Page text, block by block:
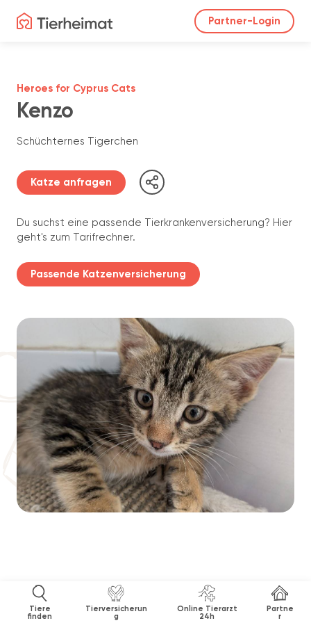
Partner-Login
Tiere
finden
Tierversicherun
g
Online Tierarzt
24h
Partne
r
Kenzo
Heroes for Cyprus Cats
Schüchternes Tigerchen
Katze anfragen
Du suchst eine passende Tierkrankenversicherung? Hier
geht's zum Tarifrechner.
Passende Katzenversicherung